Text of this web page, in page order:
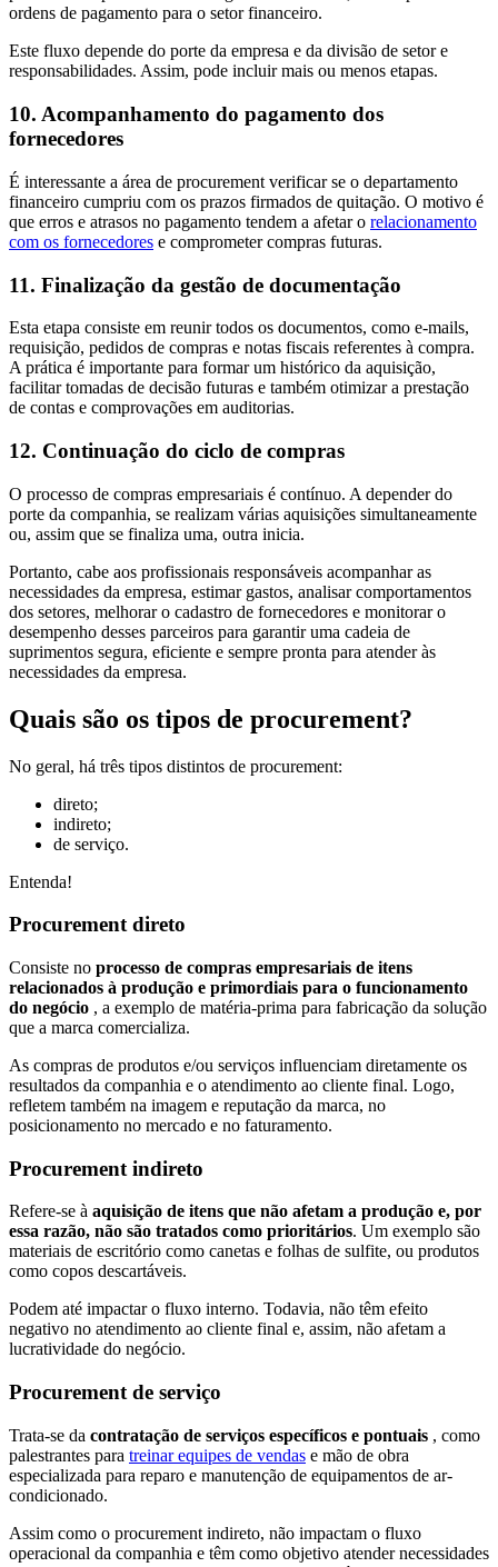
ordens de pagamento para o setor financeiro.
Este fluxo depende do porte da empresa e da divisão de setor e
responsabilidades. Assim, pode incluir mais ou menos etapas.
10. Acompanhamento do pagamento dos
fornecedores
É interessante a área de procurement verificar se o departamento
financeiro cumpriu com os prazos firmados de quitação. O motivo é
que erros e atrasos no pagamento tendem a afetar o relacionamento
com os fornecedores e comprometer compras futuras.
11. Finalização da gestão de documentação
Esta etapa consiste em reunir todos os documentos, como e-mails,
requisição, pedidos de compras e notas fiscais referentes à compra.
A prática é importante para formar um histórico da aquisição,
facilitar tomadas de decisão futuras e também otimizar a prestação
de contas e comprovações em auditorias.
12. Continuação do ciclo de compras
O processo de compras empresariais é contínuo. A depender do
porte da companhia, se realizam várias aquisições simultaneamente
ou, assim que se finaliza uma, outra inicia.
Portanto, cabe aos profissionais responsáveis acompanhar as
necessidades da empresa, estimar gastos, analisar comportamentos
dos setores, melhorar o cadastro de fornecedores e monitorar o
desempenho desses parceiros para garantir uma cadeia de
suprimentos segura, eficiente e sempre pronta para atender às
necessidades da empresa.
Quais são os tipos de procurement?
No geral, há três tipos distintos de procurement:
direto;
indireto;
de serviço.
Entenda!
Procurement direto
Consiste no processo de compras empresariais de itens
relacionados à produção e primordiais para o funcionamento
do negócio , a exemplo de matéria-prima para fabricação da solução
que a marca comercializa.
As compras de produtos e/ou serviços influenciam diretamente os
resultados da companhia e o atendimento ao cliente final. Logo,
refletem também na imagem e reputação da marca, no
posicionamento no mercado e no faturamento.
Procurement indireto
Refere-se à aquisição de itens que não afetam a produção e, por
essa razão, não são tratados como prioritários. Um exemplo são
materiais de escritório como canetas e folhas de sulfite, ou produtos
como copos descartáveis.
Podem até impactar o fluxo interno. Todavia, não têm efeito
negativo no atendimento ao cliente final e, assim, não afetam a
lucratividade do negócio.
Procurement de serviço
Trata-se da contratação de serviços específicos e pontuais , como
palestrantes para treinar equipes de vendas e mão de obra
especializada para reparo e manutenção de equipamentos de ar-
condicionado.
Assim como o procurement indireto, não impactam o fluxo
operacional da companhia e têm como objetivo atender necessidades